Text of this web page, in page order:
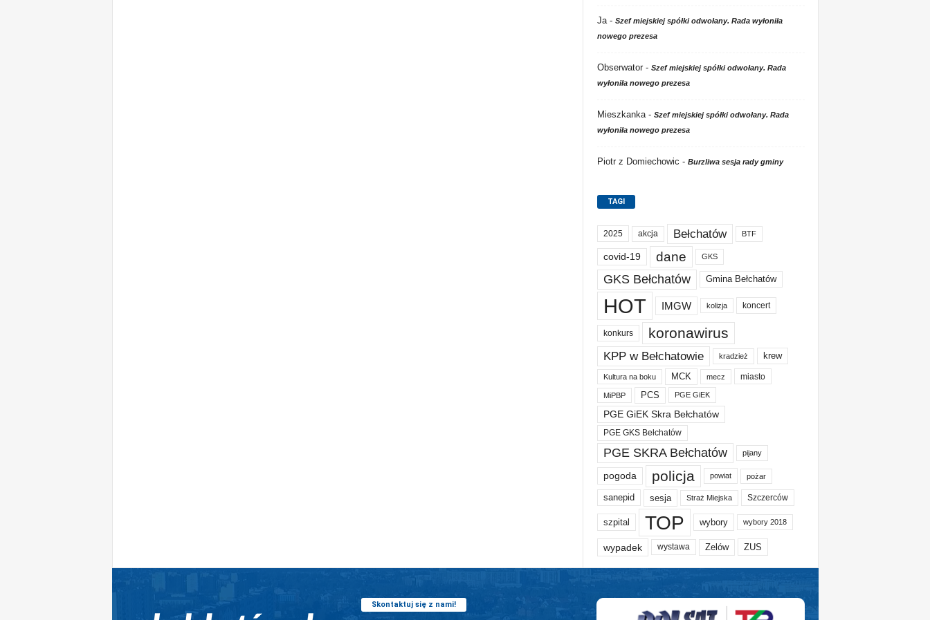
Ja- Szef miejskiej spółki odwołany. Rada wyłoniła
nowego prezesa
Obserwator- Szef miejskiej spółki odwołany. Rada
wyłoniła nowego prezesa
Mieszkanka- Szef miejskiej spółki odwołany. Rada
wyłoniła nowego prezesa
Piotr z Domiechowic - Burzliwa sesja rady gminy
TAGI
2025 akcja Bełchatów BTF
covid-19 dane GKS
GKS Bełchatów Gmina Bełchatów
HOT IMGW kolizja koncert
konkurs koronawirus
KPP w Bełchatowie kradzież krew
Kultura na boku MCK mecz miasto
MiPBP PCS PGE GiEK
PGE GiEK Skra Bełchatów
PGE GKS Bełchatów
PGE SKRA Bełchatów pijany
pogoda policja powiat pożar
sanepid sesja Straż Miejska Szczerców
szpital TOP wybory wybory 2018
wypadek wystawa Zelów ZUS
Skontaktuj się z nami!